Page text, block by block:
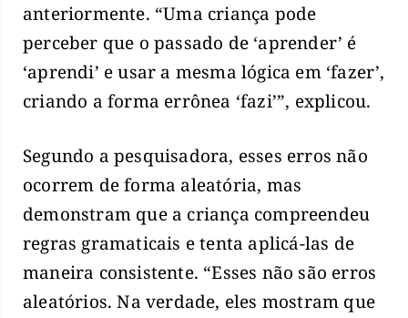
anteriormente. “Uma criança pode
perceber que o passado de ‘aprender’ é
‘aprendi’ e usar a mesma lógica em ‘fazer’,
criando a forma errônea ‘fazi’”, explicou.
Segundo a pesquisadora, esses erros não
ocorrem de forma aleatória, mas
demonstram que a criança compreendeu
regras gramaticais e tenta aplicá-las de
maneira consistente. “Esses não são erros
aleatórios. Na verdade, eles mostram que